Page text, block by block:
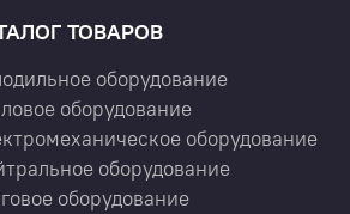
ТОВАРОВ
оборудование
оборудование
оборудование
оборудование
оборудование